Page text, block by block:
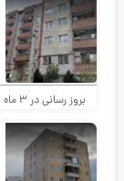
بروز رسانی در ۳ ماه پیش